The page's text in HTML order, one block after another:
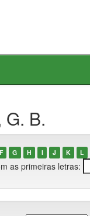
B.
F G H I J K L
as primeiras letras: